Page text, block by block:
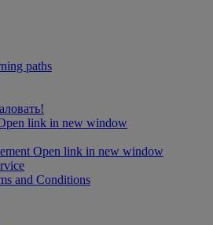
paths
link in new window
Open link in new window
and Conditions